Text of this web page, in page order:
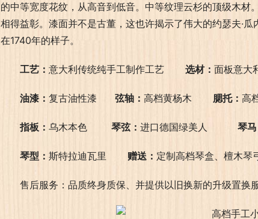
的中等宽度花纹，从高音到低音。中等纹理云杉的顶级木
相得益彰。漆面并不是古董，这也许揭示了伟大的约瑟夫·
在1740年的样子。
工艺： 意大利传统纯手工制作工艺 选材： 面板意大
油漆： 复古油性漆 弦轴： 高档黄杨木 腮托： 高
指板： 乌木本色 琴弦： 进口德国绿美人 琴马
琴型： 斯特拉迪瓦里 赠送： 定制高档琴盒、檀木琴
售后服务：品质终身质保、并提供以旧换新的升级置换